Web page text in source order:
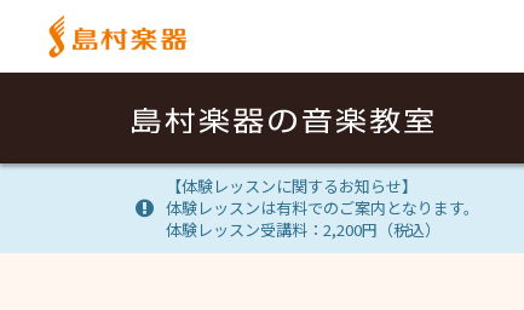
【体験レッスンに関するお知らせ】
体験レッスンは有料でのご案内となります。
体験レッスン受講料：2,200円（税込）